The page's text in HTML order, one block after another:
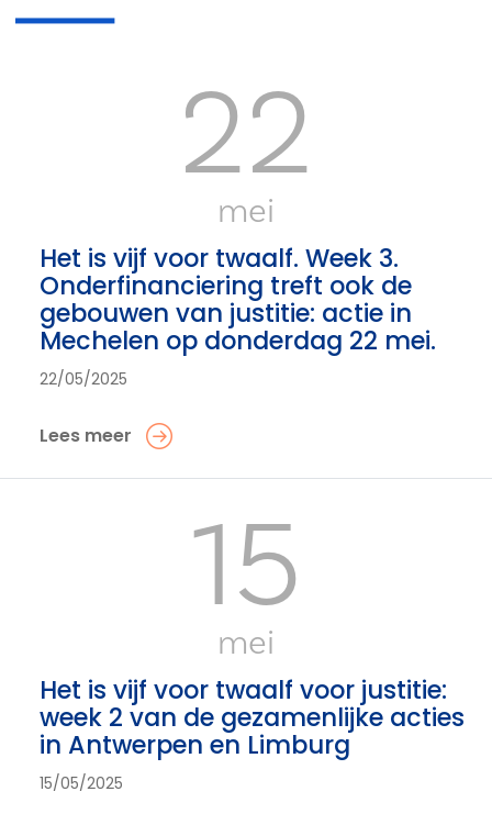
22
mei
Het is vijf voor twaalf. Week 3.
Onderfinanciering treft ook de
gebouwen van justitie: actie in
Mechelen op donderdag 22 mei.
22/05/2025
Lees meer
15
mei
Het is vijf voor twaalf voor justitie:
week 2 van de gezamenlijke acties
in Antwerpen en Limburg
15/05/2025